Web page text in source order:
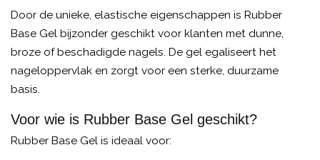
Door de unieke, elastische eigenschappen is Rubber
Base Gel bijzonder geschikt voor klanten met dunne,
broze of beschadigde nagels. De gel egaliseert het
nageloppervlak en zorgt voor een sterke, duurzame
basis.
Voor wie is Rubber Base Gel geschikt?
Rubber Base Gel is ideaal voor: